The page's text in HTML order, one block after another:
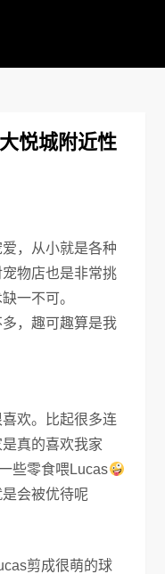
悦城附近性
，从小就是各种
物店也是非常挑
一不可。
，趣可趣算是我
欢。比起很多连
真的喜欢我家
些零食喂Lucas
会被优待呢
剪成很萌的球